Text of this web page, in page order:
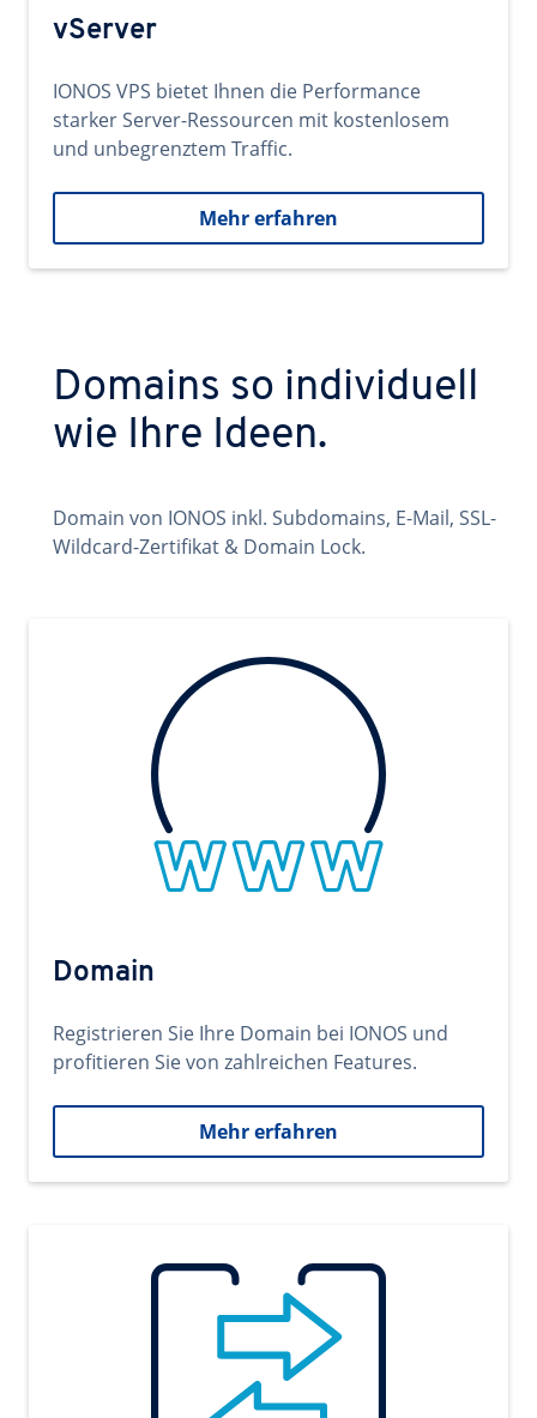
vServer
IONOS VPS bietet Ihnen die Performance
starker Server-Ressourcen mit kostenlosem
und unbegrenztem Traffic.
Mehr erfahren
Domains so individuell
wie Ihre Ideen.
Domain von IONOS inkl. Subdomains, E-Mail, SSL-
Wildcard-Zertifikat & Domain Lock.
Domain
Registrieren Sie Ihre Domain bei IONOS und
profitieren Sie von zahlreichen Features.
Mehr erfahren